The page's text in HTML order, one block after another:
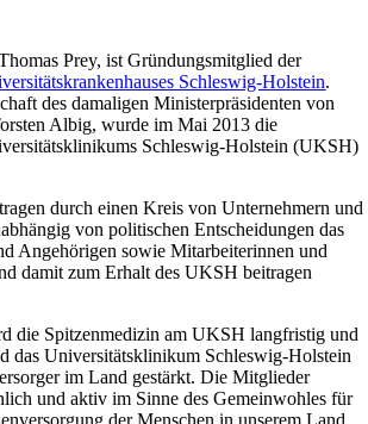
Prey, ist Gründungsmitglied der
Schleswig-Holstein.
des damaligen Ministerpräsidenten von
Albig, wurde im Mai 2013 die
Schleswig-Holstein (UKSH)
durch einen Kreis von Unternehmern und
von politischen Entscheidungen das
Angehörigen sowie Mitarbeiterinnen und
damit zum Erhalt des UKSH beitragen
die Spitzenmedizin am UKSH langfristig und
das Universitätsklinikum Schleswig-Holstein
im Land gestärkt. Die Mitglieder
und aktiv im Sinne des Gemeinwohles für
der Menschen in unserem Land.